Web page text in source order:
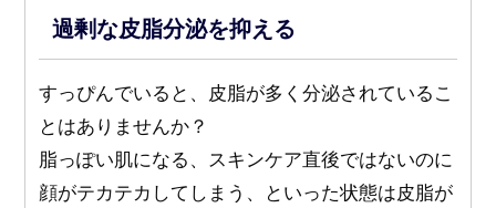
過剰な皮脂分泌を抑える
すっぴんでいると、皮脂が多く分泌されているこ
とはありませんか？
脂っぽい肌になる、スキンケア直後ではないのに
顔がテカテカしてしまう、といった状態は皮脂が